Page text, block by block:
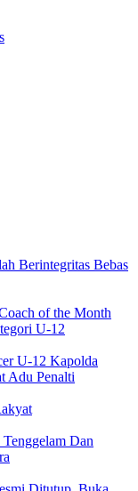
Berintegritas Bebas
of the Month
U-12
U-12 Kapolda
Adu Penalti
Dan